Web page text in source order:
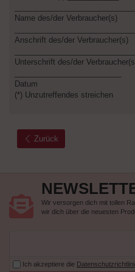
Name des/der Verbraucher(s)
Anschrift des/der Verbraucher(s)
Unterschrift des/der
Datum
(*) Unzutreffendes streichen
Zurück
Wir versorgen dich mit tollen
wir dich über die neuesten
Ich akzeptiere die